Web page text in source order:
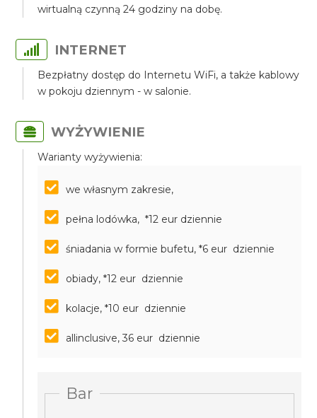
wirtualną czynną 24 godziny na dobę.
INTERNET
Bezpłatny dostęp do Internetu WiFi, a także kablowy
w pokoju dziennym - w salonie.
WYŻYWIENIE
Warianty wyżywienia:
we własnym zakresie,
pełna lodówka, *12 eur dziennie
śniadania w formie bufetu, *6 eur dziennie
obiady, *12 eur dziennie
kolacje, *10 eur dziennie
allinclusive, 36 eur dziennie
Bar